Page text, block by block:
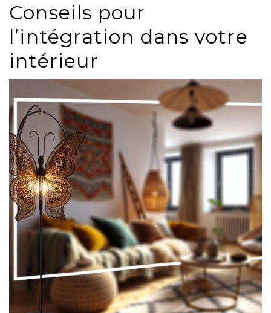
Conseils pour
l’intégration dans votre
intérieur